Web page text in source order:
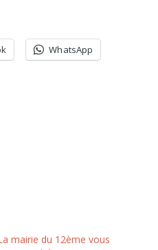
WhatsApp
mairie du 12ème vous